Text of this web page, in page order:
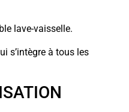
lave-vaisselle.
s’intègre à tous les